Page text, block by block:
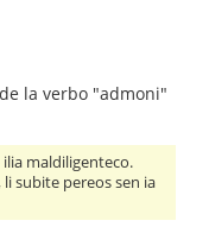
la verbo "admoni"
maldiligenteco.
subite pereos sen ia